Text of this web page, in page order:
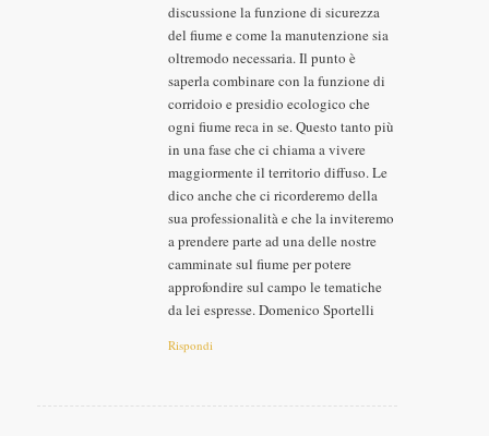
discussione la funzione di sicurezza
del fiume e come la manutenzione sia
oltremodo necessaria. Il punto è
saperla combinare con la funzione di
corridoio e presidio ecologico che
ogni fiume reca in se. Questo tanto più
in una fase che ci chiama a vivere
maggiormente il territorio diffuso. Le
dico anche che ci ricorderemo della
sua professionalità e che la inviteremo
a prendere parte ad una delle nostre
camminate sul fiume per potere
approfondire sul campo le tematiche
da lei espresse. Domenico Sportelli
Rispondi